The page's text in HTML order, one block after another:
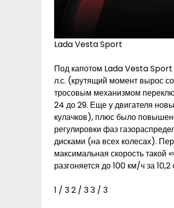
Lada Vesta Sport
Под капотом Lada Vesta Sport
л.с. (крутящий момент вырос
тросовым механизмом
24 до 29. Еще у двигателя
кулачков), плюс было
регулировки фаз
дисками (на всех колесах).
максимальная скорость такой
разгоняется до 100 км/ч за
1 / 32 / 33 / 3